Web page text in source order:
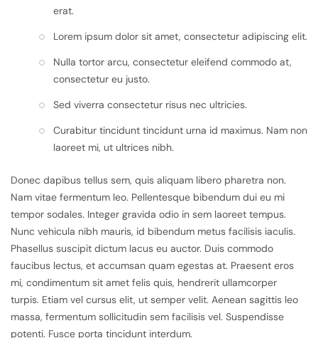
erat.
Lorem ipsum dolor sit amet, consectetur adipiscing elit.
Nulla tortor arcu, consectetur eleifend commodo at,
consectetur eu justo.
Sed viverra consectetur risus nec ultricies.
Curabitur tincidunt tincidunt urna id maximus. Nam non
laoreet mi, ut ultrices nibh.
Donec dapibus tellus sem, quis aliquam libero pharetra non.
Nam vitae fermentum leo. Pellentesque bibendum dui eu mi
tempor sodales. Integer gravida odio in sem laoreet tempus.
Nunc vehicula nibh mauris, id bibendum metus facilisis iaculis.
Phasellus suscipit dictum lacus eu auctor. Duis commodo
faucibus lectus, et accumsan quam egestas at. Praesent eros
mi, condimentum sit amet felis quis, hendrerit ullamcorper
turpis. Etiam vel cursus elit, ut semper velit. Aenean sagittis leo
massa, fermentum sollicitudin sem facilisis vel. Suspendisse
potenti. Fusce porta tincidunt interdum.